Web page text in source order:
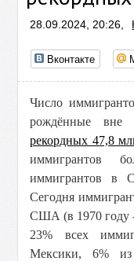
28.09.2024, 20:26,
Вконтакте
Число
рождённые
рекордных 47,8
иммигрантов
иммигрантов в
Сегодня
США (в 1970 году
23% всех
Мексики, 6%